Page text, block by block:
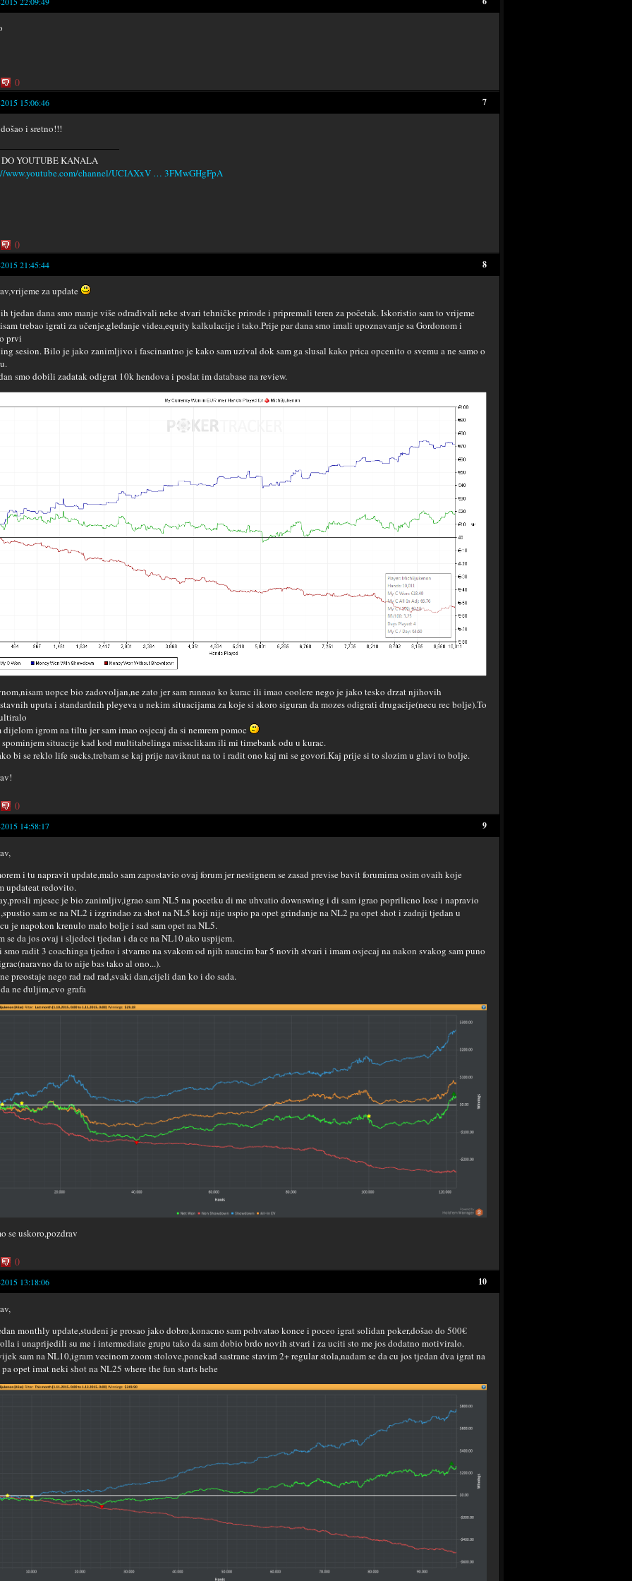
0
7
15:06:46
i sretno!!!
YOUTUBE KANALA
www.youtube.com/channel/UCIAXxV … 3FMwGHgFpA
0
8
21:45:44
za update
tjedan dana smo manje više odrađivali neke stvari tehničke prirode i pripremali teren za početak. Iskoristio sam to vrijeme
trebao igrati za učenje,gledanje videa,equity kalkulacije i tako.Prije par dana smo imali upoznavanje sa Gordonom i
prvi
sesion. Bilo je jako zanimljivo i fascinantno je kako sam uzival dok sam ga slusal kako prica opcenito o svemu a ne samo o
smo dobili zadatak odigrat 10k hendova i poslat im database na review.
uopce bio zadovoljan,ne zato jer sam runnao ko kurac ili imao coolere nego je jako tesko drzat njihovih
uputa i standardnih pleyeva u nekim situacijama za koje si skoro siguran da mozes odigrati drugacije(necu rec bolje).To
dijelom igrom na tiltu jer sam imao osjecaj da si nemrem pomoc
spominjem situacije kad kod multitabelinga missclikam ili mi timebank odu u kurac.
bi se reklo life sucks,trebam se kaj prije naviknut na to i radit ono kaj mi se govori.Kaj prije si to slozim u glavi to bolje.
0
9
14:58:17
i tu napravit update,malo sam zapostavio ovaj forum jer nestignem se zasad previse bavit forumima osim ovaih koje
updateat redovito.
mjesec je bio zanimljiv,igrao sam NL5 na pocetku di me uhvatio downswing i di sam igrao poprilicno lose i napravio
sam se na NL2 i izgrindao za shot na NL5 koji nije uspio pa opet grindanje na NL2 pa opet shot i zadnji tjedan u
je napokon krenulo malo bolje i sad sam opet na NL5.
se da jos ovaj i sljedeci tjedan i da ce na NL10 ako uspijem.
smo radit 3 coachinga tjedno i stvarno na svakom od njih naucim bar 5 novih stvari i imam osjecaj na nakon svakog sam puno
da to nije bas tako al ono...).
preostaje nego rad rad rad,svaki dan,cijeli dan ko i do sada.
ne duljim,evo grafa
se uskoro,pozdrav
0
10
13:18:06
monthly update,studeni je prosao jako dobro,konacno sam pohvatao konce i poceo igrat solidan poker,došao do 500€
i unaprijedili su me i intermediate grupu tako da sam dobio brdo novih stvari i za uciti sto me jos dodatno motiviralo.
sam na NL10,igram vecinom zoom stolove,ponekad sastrane stavim 2+ regular stola,nadam se da cu jos tjedan dva igrat na
opet imat neki shot na NL25 where the fun starts hehe